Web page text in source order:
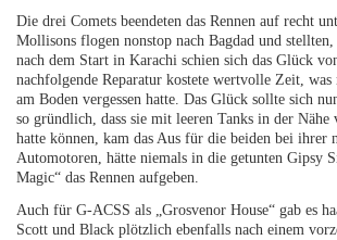
Die drei Comets beendeten das Rennen auf recht
Mollisons flogen nonstop nach Bagdad und
nach dem Start in Karachi schien sich das Glück
nachfolgende Reparatur kostete wertvolle Zeit,
am Boden vergessen hatte. Das Glück sollte sich
so gründlich, dass sie mit leeren Tanks in der
hatte können, kam das Aus für die beiden bei
Automotoren, hätte niemals in die getunten Gipsy
Magic“ das Rennen aufgeben.
Auch für G-ACSS als „Grosvenor House“ gab es
Scott und Black plötzlich ebenfalls nach einem